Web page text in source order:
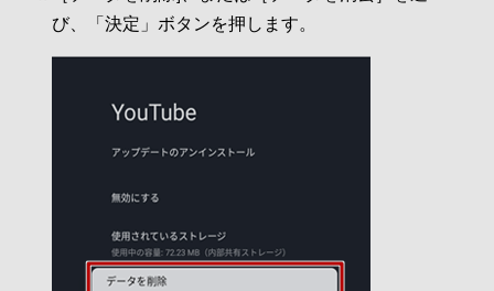
び、「決定」ボタンを押します。